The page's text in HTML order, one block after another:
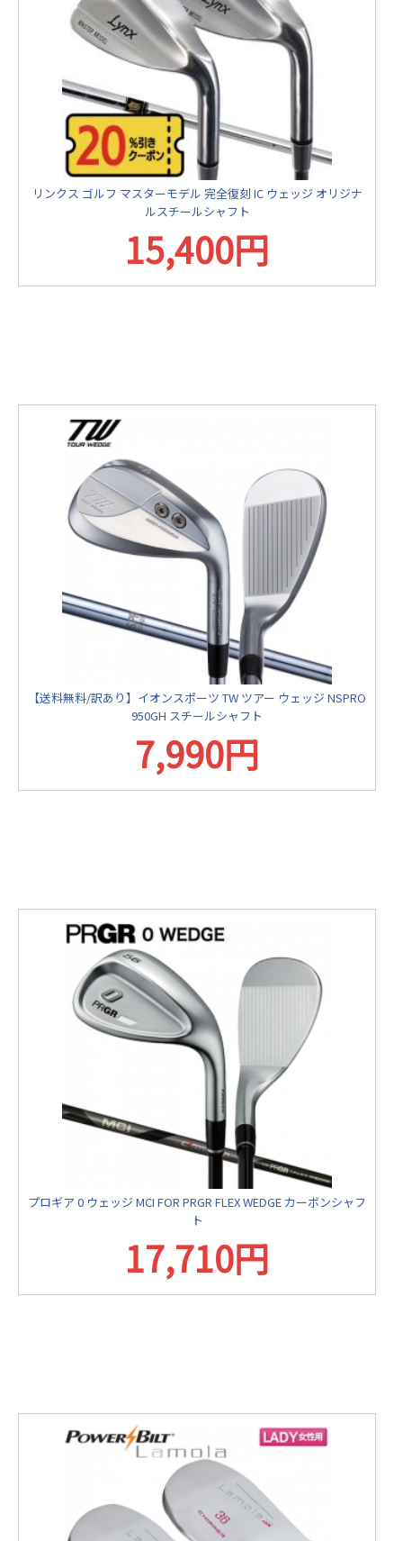
リンクス ゴルフ マスターモデル 完全復刻 IC ウェッジ オリジナ
ルスチールシャフト
15,400円
【送料無料/訳あり】イオンスポーツ TW ツアー ウェッジ NSPRO
950GH スチールシャフト
7,990円
プロギア 0 ウェッジ MCI FOR PRGR FLEX WEDGE カーボンシャフ
ト
17,710円